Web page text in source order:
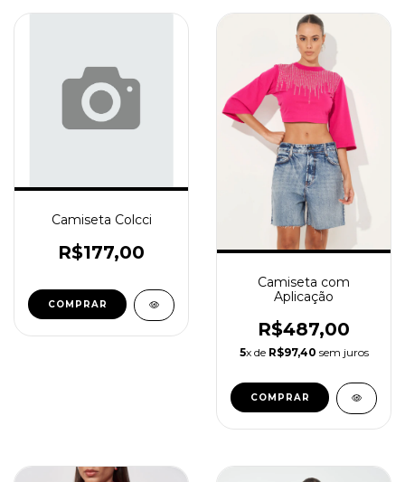
Camiseta Colcci
R$177,00
COMPRAR
Camiseta com
Aplicação
R$487,00
5x de R$97,40 sem juros
COMPRAR